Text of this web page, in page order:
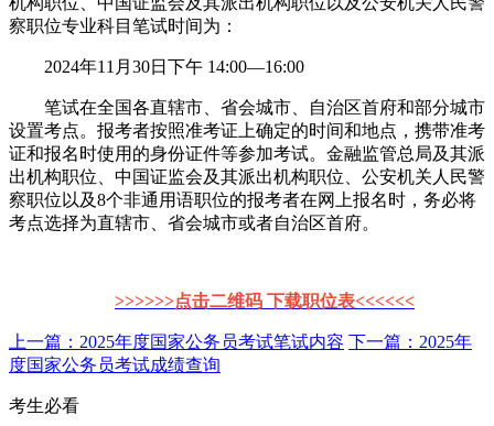
察职位专业科目笔试时间为：
2024年11月30日下午 14:00—16:00
笔试在全国各直辖市、省会城市、自治区首府和部分城市
设置考点。报考者按照准考证上确定的时间和地点，携带准考
证和报名时使用的身份证件等参加考试。金融监管总局及其派
出机构职位、中国证监会及其派出机构职位、公安机关人民警
察职位以及8个非通用语职位的报考者在网上报名时，务必将
考点选择为直辖市、省会城市或者自治区首府。
>>>>>>点击二维码 下载职位表<<<<<<
上一篇：2025年度国家公务员考试笔试内容 下一篇：2025年
度国家公务员考试成绩查询
考生必看